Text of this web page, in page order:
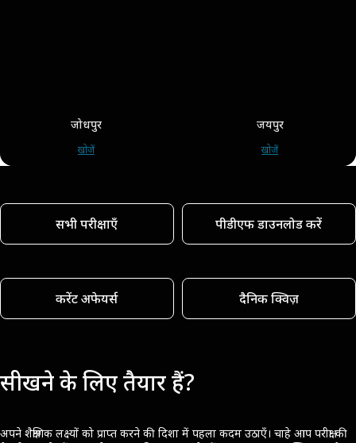
जोधपुर
खोजें
जयपुर
खोजें
सभी परीक्षाएँ पीडीएफ डाउनलोड करें
करेंट अफेयर्स दैनिक क्विज़
सीखने के लिए तैयार हैं?
अपने शैक्षणिक लक्ष्यों को प्राप्त करने की दिशा में पहला कदम उठाएँ। चाहे आप परीक्षा की